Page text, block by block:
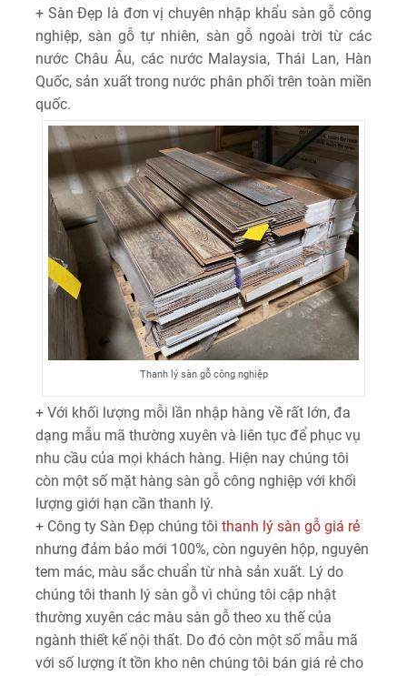
+ Sàn Đẹp là đơn vị chuyên nhập khẩu sàn gỗ công
nghiệp, sàn gỗ tự nhiên, sàn gỗ ngoài trời từ các
nước Châu Âu, các nước Malaysia, Thái Lan, Hàn
Quốc, sản xuất trong nước phân phối trên toàn miền
quốc.
Thanh lý sàn gỗ công nghiệp
+ Với khối lượng mỗi lần nhập hàng về rất lớn, đa
dạng mẫu mã thường xuyên và liên tục để phục vụ
nhu cầu của mọi khách hàng. Hiện nay chúng tôi
còn một số mặt hàng sàn gỗ công nghiệp với khối
lượng giới hạn cần thanh lý.
+ Công ty Sàn Đẹp chúng tôi thanh lý sàn gỗ giá rẻ
nhưng đảm bảo mới 100%, còn nguyên hộp, nguyên
tem mác, màu sắc chuẩn từ nhà sản xuất. Lý do
chúng tôi thanh lý sàn gỗ vì chúng tôi cập nhật
thường xuyên các màu sàn gỗ theo xu thế của
ngành thiết kế nội thất. Do đó còn một số mẫu mã
với số lượng ít tồn kho nên chúng tôi bán giá rẻ cho